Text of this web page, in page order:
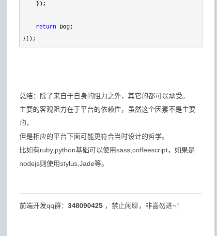
    });
return Dog;
}));
总结：除了来自于自身的阻力之外，其它的都可以承受。
主要的客观阻力在于平台的依赖性，虽然这个因素不是主要
的，
但是相应的平台下面可能更符合当时设计的哲学。
比如有ruby,python基础可以使用sass,coffeescript，如果是
nodejs则使用stylus,Jade等。
前端开发qq群： 348090425 ，禁止闲聊，非喜勿进~！